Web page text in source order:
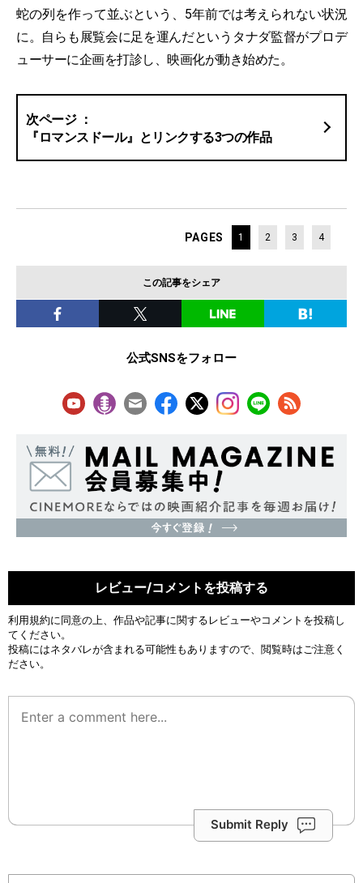
蛇の列を作って並ぶという、5年前では考えられない状況
に。自らも展覧会に足を運んだというタナダ監督がプロデ
ューサーに企画を打診し、映画化が動き始めた。
『ロマンスドール』とリンクする3つの作品
PAGES 1 2 3 4
この記事をシェア
公式SNSをフォロー
レビュー/コメントを投稿する
利用規約に同意の上、作品や記事に関するレビューやコメントを投稿し
てください。
投稿にはネタバレが含まれる可能性もありますので、閲覧時はご注意く
ださい。
Submit Reply